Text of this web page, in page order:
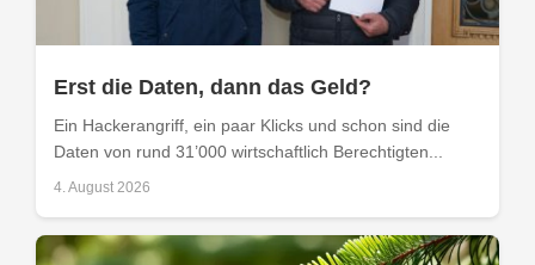
Erst die Daten, dann das Geld?
Ein Hackerangriff, ein paar Klicks und schon sind die
Daten von rund 31’000 wirtschaftlich Berechtigten...
4. August 2026